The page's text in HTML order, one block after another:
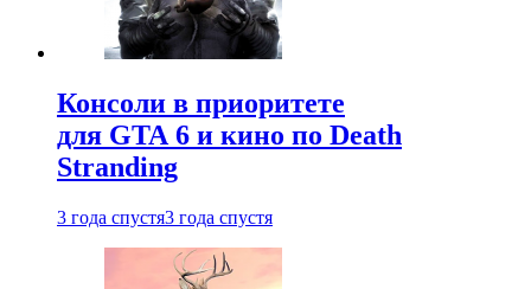
Консоли в приоритете
для GTA 6 и кино по Death
Stranding
3 года спустя3 года спустя